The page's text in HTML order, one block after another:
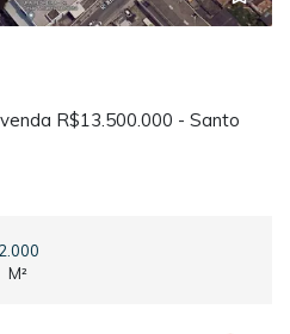
R$13.500.000 - Santo
2.000
M²